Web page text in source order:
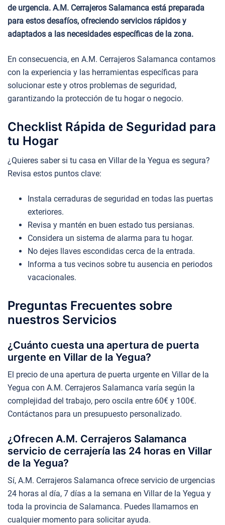
de urgencia. A.M. Cerrajeros Salamanca está preparada
para estos desafíos, ofreciendo servicios rápidos y
adaptados a las necesidades específicas de la zona.
En consecuencia, en A.M. Cerrajeros Salamanca contamos
con la experiencia y las herramientas específicas para
solucionar este y otros problemas de seguridad,
garantizando la protección de tu hogar o negocio.
Checklist Rápida de Seguridad para
tu Hogar
¿Quieres saber si tu casa en Villar de la Yegua es segura?
Revisa estos puntos clave:
Instala cerraduras de seguridad en todas las puertas
exteriores.
Revisa y mantén en buen estado tus persianas.
Considera un sistema de alarma para tu hogar.
No dejes llaves escondidas cerca de la entrada.
Informa a tus vecinos sobre tu ausencia en periodos
vacacionales.
Preguntas Frecuentes sobre
nuestros Servicios
¿Cuánto cuesta una apertura de puerta
urgente en Villar de la Yegua?
El precio de una apertura de puerta urgente en Villar de la
Yegua con A.M. Cerrajeros Salamanca varía según la
complejidad del trabajo, pero oscila entre 60€ y 100€.
Contáctanos para un presupuesto personalizado.
¿Ofrecen A.M. Cerrajeros Salamanca
servicio de cerrajería las 24 horas en Villar
de la Yegua?
Sí, A.M. Cerrajeros Salamanca ofrece servicio de urgencias
24 horas al día, 7 días a la semana en Villar de la Yegua y
toda la provincia de Salamanca. Puedes llamarnos en
cualquier momento para solicitar ayuda.